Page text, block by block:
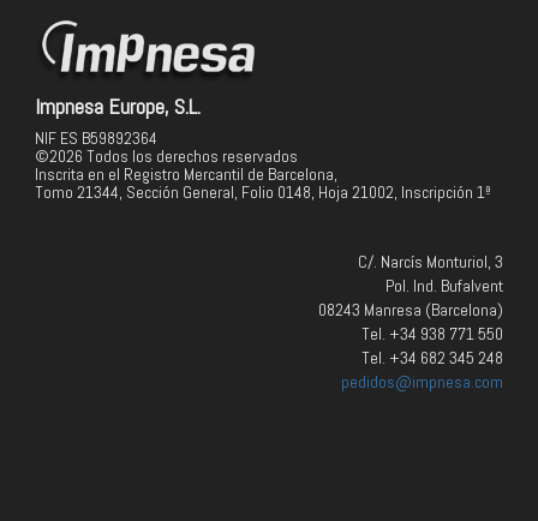
Impnesa Europe, S.L.
NIF ES B59892364
©2026 Todos los derechos reservados
Inscrita en el Registro Mercantil de Barcelona,
Tomo 21344, Sección General, Folio 0148, Hoja 21002, Inscripción 1ª
C/. Narcís Monturiol, 3
Pol. Ind. Bufalvent
08243 Manresa (Barcelona)
Tel. +34 938 771 550
Tel. +34 682 345 248
pedidos@impnesa.com